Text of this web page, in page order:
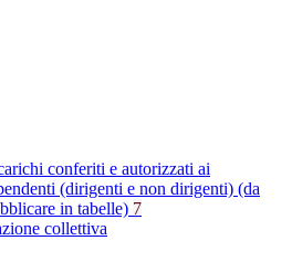
conferiti e autorizzati ai
(dirigenti e non dirigenti) (da
in tabelle) 7
collettiva